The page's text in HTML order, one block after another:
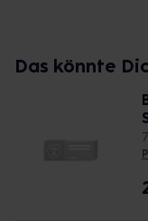
Das könnte